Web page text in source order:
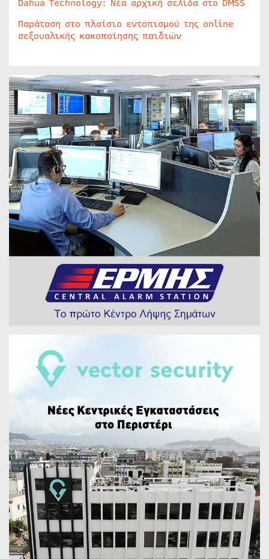
Dahua Technology: Νέα αρχική σελίδα στο DMSS
Παράταση στο πλαίσιο εντοπισμού της online
σεξουαλικής κακοποίησης παιδιών